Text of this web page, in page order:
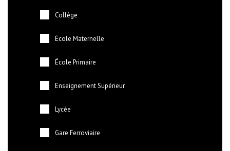
Collège
École Maternelle
École Primaire
Enseignement Supérieur
Lycée
Gare Ferroviaire